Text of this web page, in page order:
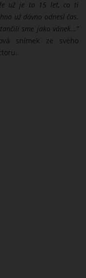
že už je to 15 let, co ti
už dávno odnesl čas.
sme jako vánek…”
snímek ze svého